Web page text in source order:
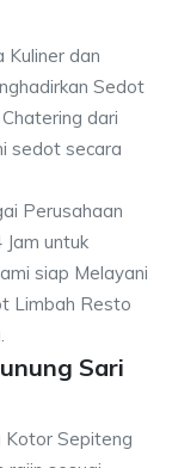
Kuliner dan
Sedot
dari
sedot secara
Perusahaan
untuk
siap Melayani
Limbah Resto
Sari
Kotor Sepiteng